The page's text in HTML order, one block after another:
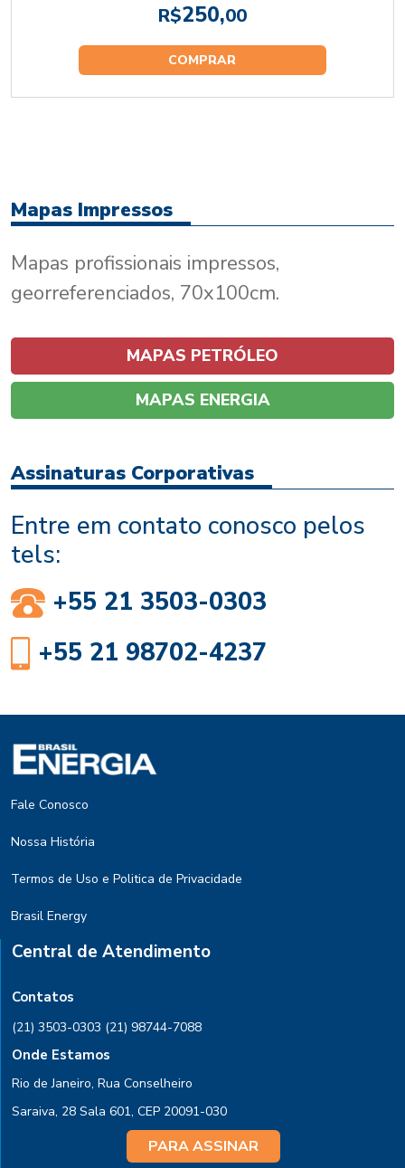
R$250,00
COMPRAR
Mapas Impressos
Mapas profissionais impressos,
georreferenciados, 70x100cm.
MAPAS PETRÓLEO
MAPAS ENERGIA
Assinaturas Corporativas
Entre em contato conosco pelos
tels:
+55 21 3503-0303
+55 21 98702-4237
Fale Conosco
Nossa História
Termos de Uso e Politica de Privacidade
Brasil Energy
Central de Atendimento
Contatos
(21) 3503-0303 (21) 98744-7088
Onde Estamos
Rio de Janeiro, Rua Conselheiro
Saraiva, 28 Sala 601, CEP 20091-030
PARA ASSINAR